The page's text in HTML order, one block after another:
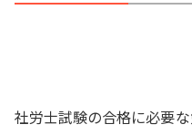
社労士試験の合格に必要